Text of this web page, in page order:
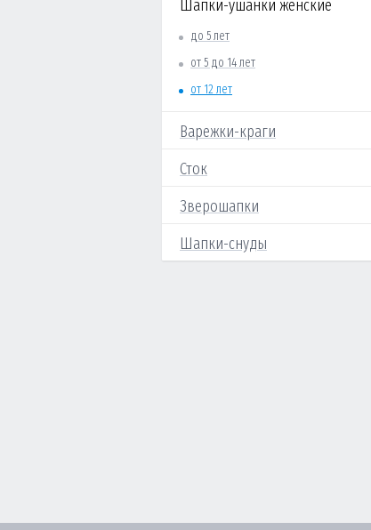
Шапки-ушанки женские
до 5 лет
от 5 до 14 лет
от 12 лет
Варежки-краги
Сток
Зверошапки
Шапки-снуды